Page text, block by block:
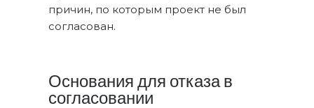
причин, по которым проект не был
согласован.
Основания для отказа в
согласовании